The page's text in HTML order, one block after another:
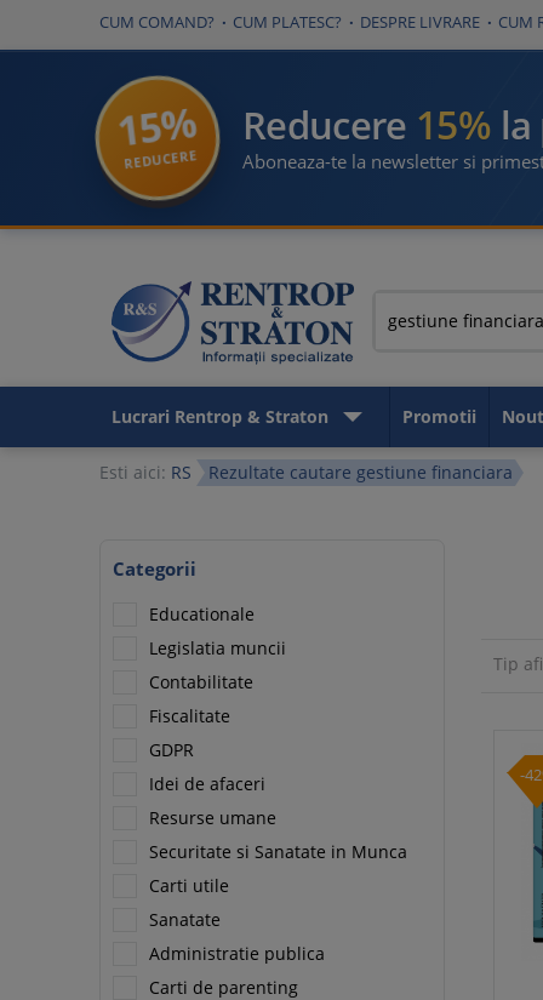
CUM COMAND? CUM PLATESC? DESPRE LIVRARE CUM
15%
REDUCERE
Reducere 15%
Aboneaza-te la newsletter si
Lucrari Rentrop & Straton Promotii
Esti aici: RS Rezultate cautare gestiune financiara
Categorii
Educationale
Legislatia muncii
Contabilitate
Fiscalitate
GDPR
Idei de afaceri
Resurse umane
Securitate si Sanatate in Munca
Carti utile
Sanatate
Administratie publica
Carti de parenting
Tip
-